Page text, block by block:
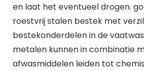
en laat het eventueel drogen.
roestvrij stalen bestek met
bestekonderdelen in de
metalen kunnen in combinatie
afwasmiddelen leiden tot